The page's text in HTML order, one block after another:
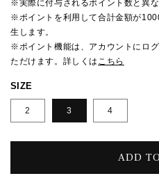
※実際に付与されるポイント数と異な
※ポイントを利用して合計金額が
生します。
※ポイント機能は、アカウントにロ
ただけます。詳しくは こちら
SIZE
2 3 4
ADD